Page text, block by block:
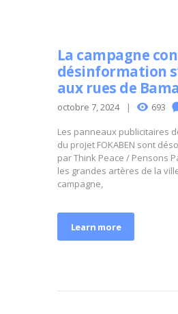
La campagne
désinformation
aux rues de
octobre 7, 2024 693
Les panneaux publicitaires
du projet FOKABEN sont
par Think Peace / Pensons
les grandes artères de la
campagne,
Learn more